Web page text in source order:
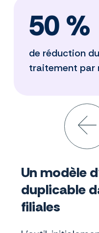
50 %
de réduction
traitement par
Un modèle
duplicable
filiales